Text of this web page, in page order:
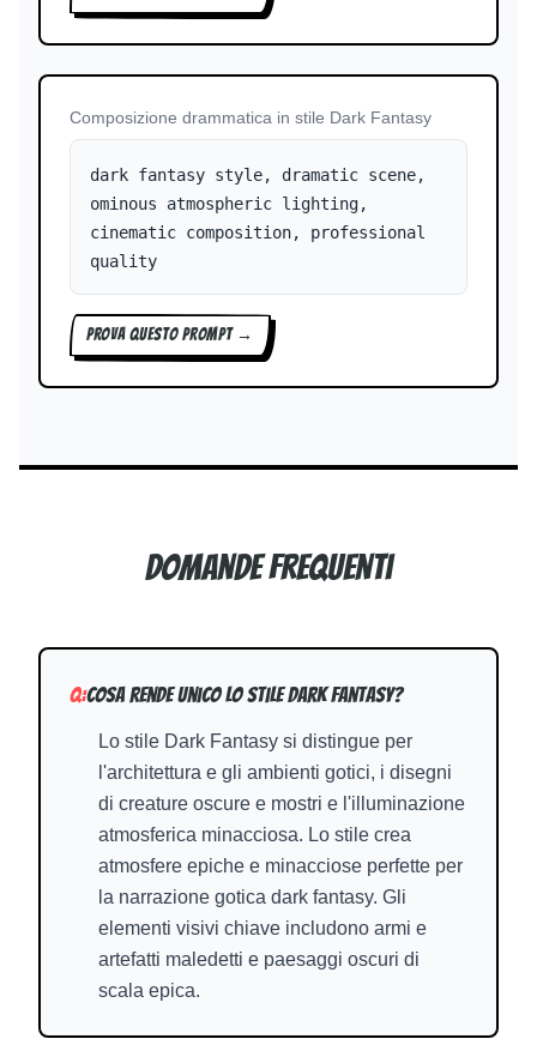
Composizione drammatica in stile Dark Fantasy
dark fantasy style, dramatic scene,
ominous atmospheric lighting,
cinematic composition, professional
quality
PROVA QUESTO PROMPT →
Domande frequenti
Q:Cosa rende unico lo stile Dark Fantasy?
Lo stile Dark Fantasy si distingue per
l'architettura e gli ambienti gotici, i disegni
di creature oscure e mostri e l'illuminazione
atmosferica minacciosa. Lo stile crea
atmosfere epiche e minacciose perfette per
la narrazione gotica dark fantasy. Gli
elementi visivi chiave includono armi e
artefatti maledetti e paesaggi oscuri di
scala epica.